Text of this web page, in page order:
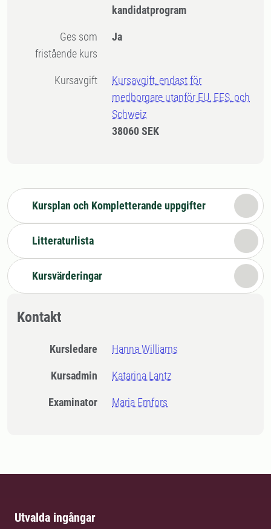
kandidatprogram
Ges som
fristående kurs
Ja
Kursavgift
Kursavgift, endast för
medborgare utanför EU, EES, och
Schweiz
38060 SEK
Kursplan och Kompletterande uppgifter
Litteraturlista
Kursvärderingar
Kontakt
Kursledare Hanna Williams
Kursadmin Katarina Lantz
Examinator Maria Ernfors
Utvalda ingångar